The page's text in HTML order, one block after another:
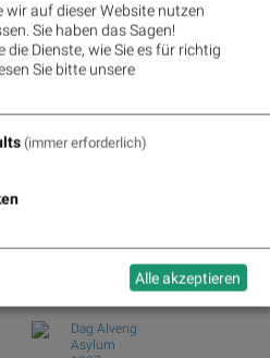
»
Salzgitter und...
Garmin und adidas vs. World Wrestling
Entertainme...
Börse Social Club Board
Ralph Gibson
The Somnambulist
Lustrum Press
Dag Alveng
Asylum
wir auf dieser Website nutzen
Sie haben das Sagen!
Dienste, wie Sie es für richtig
Sie bitte unsere
(immer erforderlich)
Alle akzeptieren